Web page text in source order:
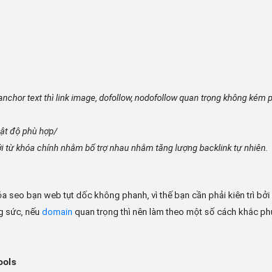
text thì link image, dofollow, nodofollow quan trọng không kém
độ phù hợp/
từ khóa chính nhằm bổ trợ nhau nhằm tăng lượng backlink tự nhiên.
seo bạn web tụt dốc không phanh, vì thế bạn cần phải kiên trì
sức, nếu domain quan trọng thì nên làm theo một số cách khắc